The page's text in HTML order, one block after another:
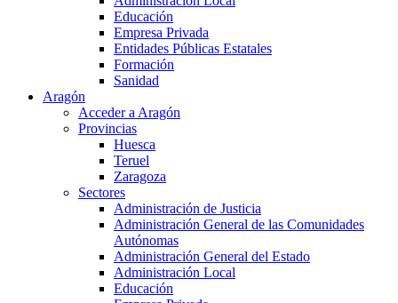
Educación
Empresa Privada
Entidades Públicas Estatales
Formación
Sanidad
Aragón
Acceder a Aragón
Provincias
Huesca
Teruel
Zaragoza
Sectores
Administración de Justicia
Administración General de las Comunidades
Autónomas
Administración General del Estado
Administración Local
Educación